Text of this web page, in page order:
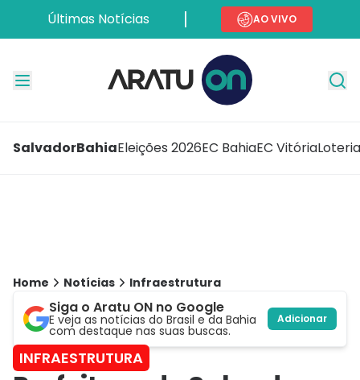
Últimas Notícias AO VIVO
SalvadorBahiaEleições 2026EC BahiaEC Vitória
Home Notícias Infraestrutura
Siga o Aratu ON no Google
E veja as notícias do Brasil e da Bahia
com destaque nas suas buscas.
Adicionar
INFRAESTRUTURA